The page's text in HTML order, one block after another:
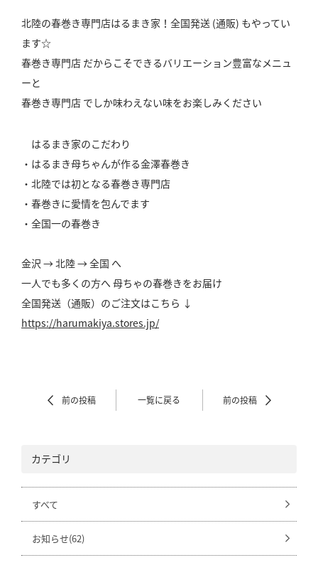
北陸の春巻き専門店はるまき家！全国発送 (通販) もやってい
ます☆
春巻き専門店 だからこそできるバリエーション豊富なメニュ
ーと
春巻き専門店 でしか味わえない味をお楽しみください
はるまき家のこだわり
・はるまき母ちゃんが作る金澤春巻き
・北陸では初となる春巻き専門店
・春巻きに愛情を包んでます
・全国一の春巻き
金沢 → 北陸 → 全国 へ
一人でも多くの方へ 母ちゃの春巻きをお届け
全国発送（通販）のご注文はこちら ↓
https://harumakiya.stores.jp/
前の投稿 一覧に戻る 前の投稿
カテゴリ
すべて
お知らせ(62)